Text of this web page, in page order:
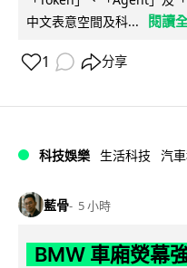
中文表意空間及科...
閱讀
1 分享
科技娛樂 生活科技 汽
藍骨 5 小時
BMW 車廂熒幕